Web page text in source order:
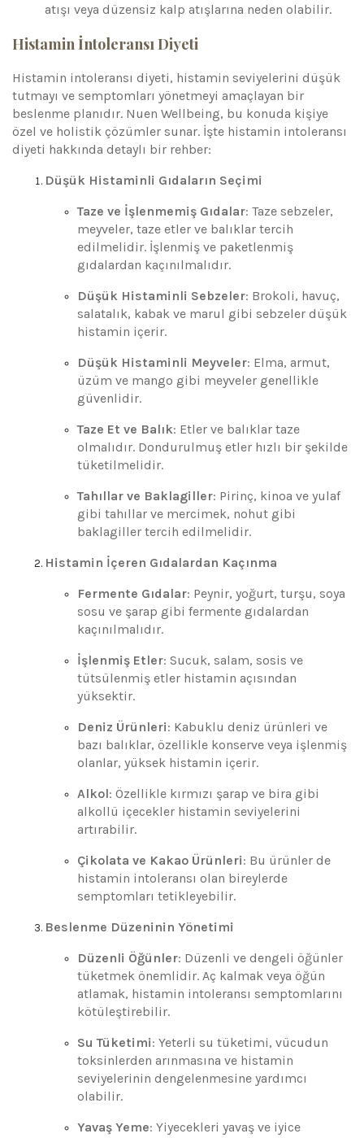
atışı veya düzensiz kalp atışlarına neden olabilir.
Histamin İntoleransı Diyeti
Histamin intoleransı diyeti, histamin seviyelerini düşük
tutmayı ve semptomları yönetmeyi amaçlayan bir
beslenme planıdır. Nuen Wellbeing, bu konuda kişiye
özel ve holistik çözümler sunar. İşte histamin intoleransı
diyeti hakkında detaylı bir rehber:
Düşük Histaminli Gıdaların Seçimi
Taze ve İşlenmemiş Gıdalar: Taze sebzeler,
meyveler, taze etler ve balıklar tercih
edilmelidir. İşlenmiş ve paketlenmiş
gıdalardan kaçınılmalıdır.
Düşük Histaminli Sebzeler: Brokoli, havuç,
salatalık, kabak ve marul gibi sebzeler düşük
histamin içerir.
Düşük Histaminli Meyveler: Elma, armut,
üzüm ve mango gibi meyveler genellikle
güvenlidir.
Taze Et ve Balık: Etler ve balıklar taze
olmalıdır. Dondurulmuş etler hızlı bir şekilde
tüketilmelidir.
Tahıllar ve Baklagiller: Pirinç, kinoa ve yulaf
gibi tahıllar ve mercimek, nohut gibi
baklagiller tercih edilmelidir.
Histamin İçeren Gıdalardan Kaçınma
Fermente Gıdalar: Peynir, yoğurt, turşu, soya
sosu ve şarap gibi fermente gıdalardan
kaçınılmalıdır.
İşlenmiş Etler: Sucuk, salam, sosis ve
tütsülenmiş etler histamin açısından
yüksektir.
Deniz Ürünleri: Kabuklu deniz ürünleri ve
bazı balıklar, özellikle konserve veya işlenmiş
olanlar, yüksek histamin içerir.
Alkol: Özellikle kırmızı şarap ve bira gibi
alkollü içecekler histamin seviyelerini
artırabilir.
Çikolata ve Kakao Ürünleri: Bu ürünler de
histamin intoleransı olan bireylerde
semptomları tetikleyebilir.
Beslenme Düzeninin Yönetimi
Düzenli Öğünler: Düzenli ve dengeli öğünler
tüketmek önemlidir. Aç kalmak veya öğün
atlamak, histamin intoleransı semptomlarını
kötüleştirebilir.
Su Tüketimi: Yeterli su tüketimi, vücudun
toksinlerden arınmasına ve histamin
seviyelerinin dengelenmesine yardımcı
olabilir.
Yavaş Yeme: Yiyecekleri yavaş ve iyice